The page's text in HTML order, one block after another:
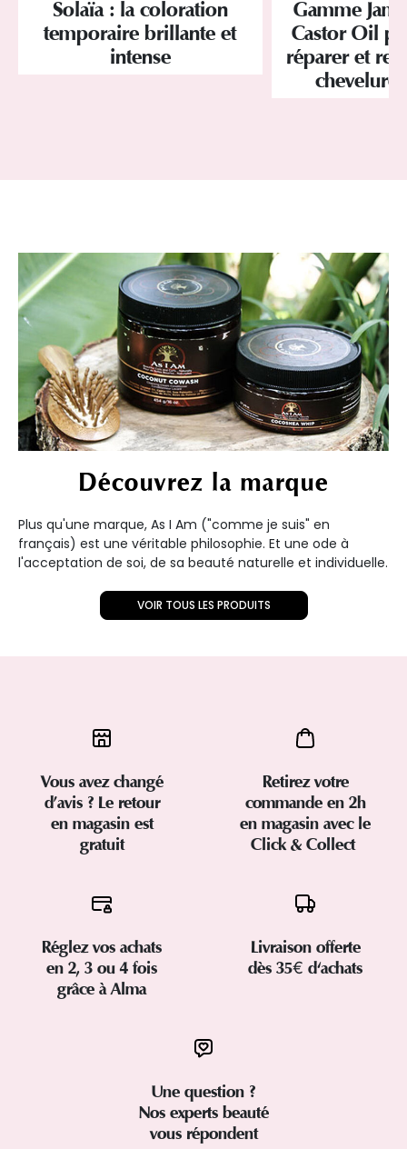
Solaïa : la coloration
temporaire brillante et
intense
Gamme
Castor Oil
réparer et
chevelure
Découvrez la marque
Plus qu'une marque, As I Am ("comme je suis" en
français) est une véritable philosophie. Et une ode à
l'acceptation de soi, de sa beauté naturelle et individuelle.
VOIR TOUS LES PRODUITS
Vous avez changé
d’avis ? Le retour
en magasin est
gratuit
Retirez votre
commande en 2h
en magasin avec le
Click & Collect
Réglez vos achats
en 2, 3 ou 4 fois
grâce à Alma
Livraison offerte
dès 35€ d'achats
Une question ?
Nos experts beauté
vous répondent